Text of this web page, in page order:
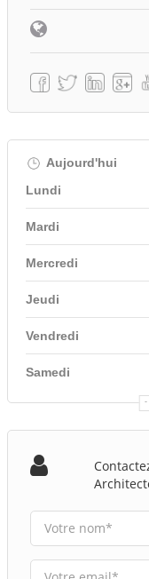
Aujourd'hui
Lundi
Mardi
Mercredi
Jeudi
Vendredi
Samedi